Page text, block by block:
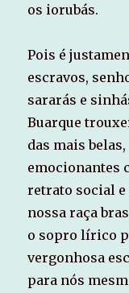
os iorubás.
Pois é
escravos,
sararás e
Buarque
das mais
emocionantes
retrato social
nossa raça
o sopro lírico
vergonhosa
para nós